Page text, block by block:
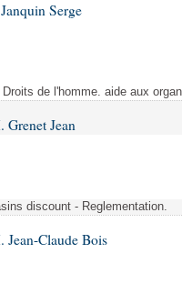
Serge
de l'homme. aide aux
Grenet Jean
discount - Reglementation.
Jean-Claude Bois